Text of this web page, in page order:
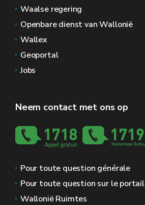
Waalse regering
Openbare dienst van Wallonië
Wallex
Geoportal
Jobs
Neem contact met ons op
Pour toute question générale
Pour toute question sur le portail
Wallonië Ruimtes